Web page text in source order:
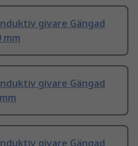
givare Gängad
mm
givare Gängad
givare Gängad